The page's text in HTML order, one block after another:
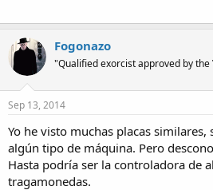
Fogonazo
"Qualified exorcist approved by the
Sep 13, 2014
Yo he visto muchas placas similares,
algún tipo de máquina. Pero
Hasta podría ser la controladora de
tragamonedas.